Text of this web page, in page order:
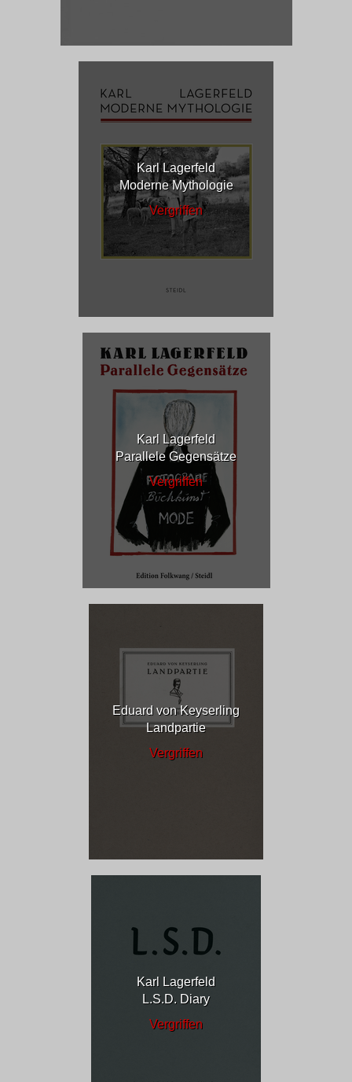
Karl Lagerfeld
Moderne Mythologie
Vergriffen
Karl Lagerfeld
Parallele Gegensätze
Vergriffen
Eduard von Keyserling
Landpartie
Vergriffen
Karl Lagerfeld
L.S.D. Diary
Vergriffen